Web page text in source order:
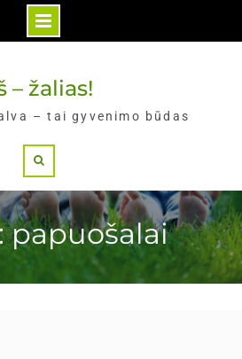
– žalias!
– tai gyvenimo būdas
papuošalai